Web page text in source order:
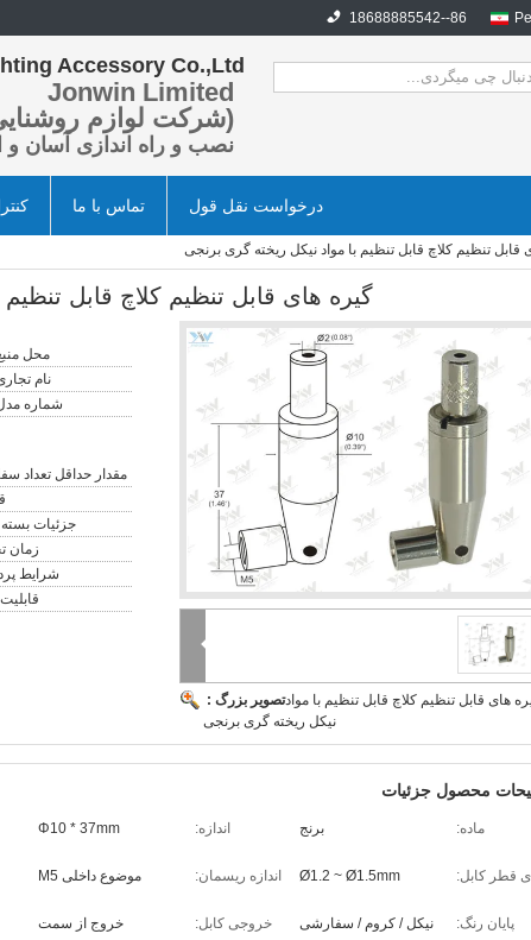
86--18688885542
Accessory Co.,Ltd.
Jonwin Limited
(شرکت لوازم
نصب و راه اندازی آسان و
تماس با ما درخواست نقل قول
قابل تنظیم کلاچ قابل تنظیم با مواد نیکل ریخته گری برنجی
گیره های قابل تنظیم کلاچ قابل
تصویر بزرگ :های قابل تنظیم کلاچ قابل تنظیم با مواد
نیکل ریخته گری برنجی
محل
نام
شماره
مقدار حداقل تعداد
جزئیات بسته
زمان
شرایط
قابلیت
محصول جزئیات
ماده: برنج اندازه: Φ10 * 37mm
قطر کابل: Ø1.2 ~ Ø1.5mm اندازه ریسمان: موضوع داخلی M5
پایان رنگ: نیکل / کروم / سفارشی خروجی کابل: خروج از سمت